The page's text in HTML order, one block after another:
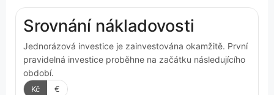
Srovnání nákladovosti
Jednorázová investice je zainvestována okamžitě. První
pravidelná investice proběhne na začátku následujícího
období.
Kč €